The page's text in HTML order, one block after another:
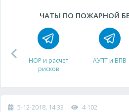
ЧАТЫ ПО ПОЖАРНОЙ
НОР и расчет
рисков
АУПТ и ВПВ
5-12-2018, 14:33 4 102